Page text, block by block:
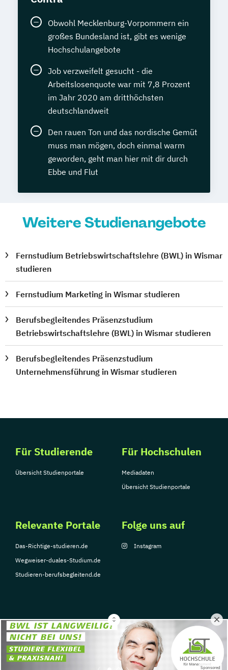
Sponsored
Obwohl Mecklenburg-Vorpommern ein
großes Bundesland ist, gibt es wenige
Hochschulangebote
Job verzweifelt gesucht - die
Arbeitslosenquote war mit 7,8 Prozent
im Jahr 2020 am dritthöchsten
deutschlandweit
Den rauen Ton und das nordische Gemüt
muss man mögen, doch einmal warm
geworden, geht man hier mit dir durch
Ebbe und Flut
Weitere Studienangebote
Fernstudium Betriebswirtschaftslehre (BWL) in Wismar
studieren
Fernstudium Marketing in Wismar studieren
Berufsbegleitendes Präsenzstudium
Betriebswirtschaftslehre (BWL) in Wismar studieren
Berufsbegleitendes Präsenzstudium
Unternehmensführung in Wismar studieren
Für Studierende
Übersicht Studienportale
Für Hochschulen
Mediadaten
Übersicht Studienportale
Relevante Portale
Das-Richtige-studieren.de
Wegweiser-duales-Studium.de
Studieren-berufsbegleitend.de
Folge uns auf
Instagram
© Copyright 2026, TarGroup Media GmbH
Impressum
Datenschutzerklärung Nutzungsbedingungen